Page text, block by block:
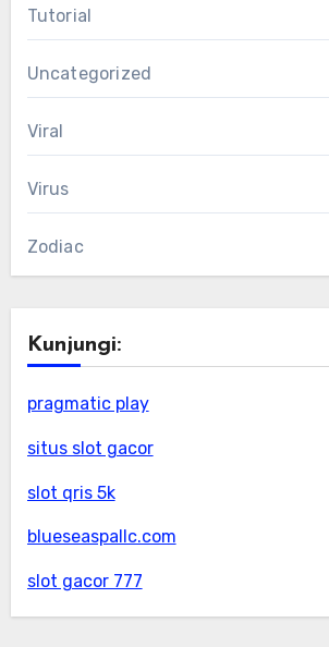
Tutorial
Uncategorized
Viral
Virus
Zodiac
Kunjungi:
pragmatic play
situs slot gacor
slot qris 5k
blueseaspallc.com
slot gacor 777